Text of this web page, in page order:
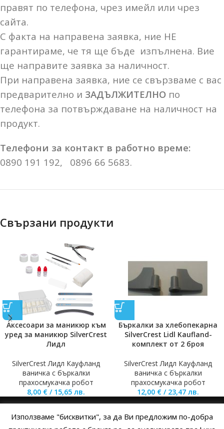
правят по телефона, чрез имейл или чрез
сайта.
С факта на направена заявка, ние НЕ
гарантираме, че тя ще бъде изпълнена. Вие
ще направите заявка за наличност.
При направена заявка, ние се свързваме с вас
предварително и ЗАДЪЛЖИТЕЛНО по
телефона за потвърждаване на наличност на
продукт.
Телефони за контакт в работно време:
0890 191 192, 0896 66 5683.
Свързани продукти
Аксесоари за маникюр към
уред за мaникюр SilverCrest
Лидл
SilverCrest Лидл Кауфланд
ваничка с бъркалки
прахосмукачка робот
8,00 € / 15,65 лв.
Бъркалки за хлебопекарна
SilverCrest Lidl Kaufland-
комплект от 2 броя
SilverCrest Лидл Кауфланд
ваничка с бъркалки
прахосмукачка робот
12,00 € / 23,47 лв.
ОБЩИ УСЛОВИЯ УСЛОВИЯ И ПРАВИЛА
Използваме "бисквитки", за да Ви предложим по-добра